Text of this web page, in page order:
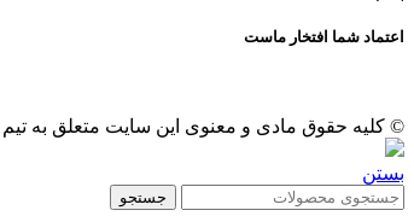
اعتماد شما افتخار ماست
© کلیه حقوق مادی و معنوی این سایت متعلق به
بستن
جستجو